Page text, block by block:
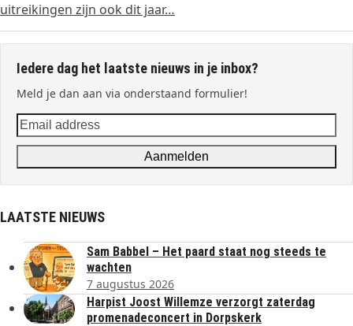
uitreikingen zijn ook dit jaar…
Iedere dag het laatste nieuws in je inbox?
Meld je dan aan via onderstaand formulier!
Email
address
Aanmelden
LAATSTE NIEUWS
Sam Babbel – Het paard staat nog steeds te
wachten
7 augustus 2026
Harpist Joost Willemze verzorgt zaterdag
promenadeconcert in Dorpskerk